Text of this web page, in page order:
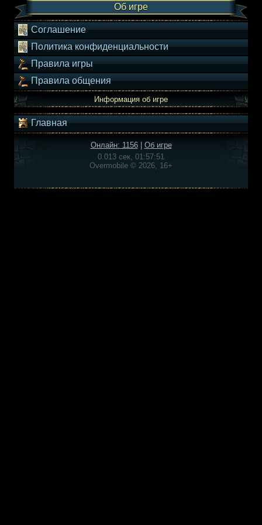
Об игре
Соглашение
Политика конфиденциальности
Правила игры
Правила общения
Информация об игре
Главная
Онлайн: 1156| Об игре
0.013 сек, 01:57:51
Overmobile © 2026, 16+